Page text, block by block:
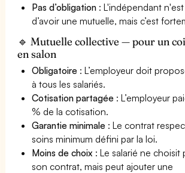
Pas d’obligation : L'indépendant
d’avoir une mutuelle, mais c’est
🔹 Mutuelle collective — pour un
en salon
Obligatoire : L’employeur doit
à tous les salariés.
Cotisation partagée : L’employeur
% de la cotisation.
Garantie minimale : Le contrat
soins minimum défini par la loi.
Moins de choix : Le salarié ne choisit
son contrat, mais peut ajouter une